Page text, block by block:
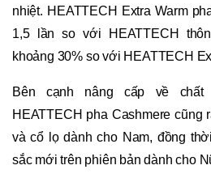
nhiệt. HEATTECH Extra Warm
1,5 lần so với HEATTECH
khoảng 30% so với HEATTECH
Bên cạnh nâng cấp về chất
HEATTECH pha Cashmere cũng
và cổ lọ dành cho Nam, đồng
sắc mới trên phiên bản dành cho